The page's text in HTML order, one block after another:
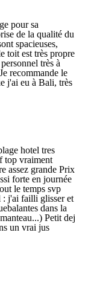
pour sa
de la qualité du
spacieuses,
toit est très propre
très à
recommande le
j'ai eu à Bali, très
hotel tres
top vraiment
assez grande Prix
forte en journée
le temps svp
: j'ai failli glisser et
dans la
Petit dej
un vrai jus